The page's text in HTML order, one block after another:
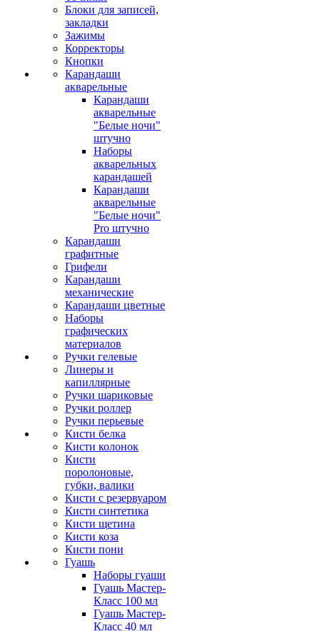
Блоки для записей,
закладки
Зажимы
Корректоры
Кнопки
Карандаши
акварельные
Карандаши
акварельные
"Белые ночи"
штучно
Наборы
акварельных
карандашей
Карандаши
акварельные
"Белые ночи"
Pro штучно
Карандаши
графитные
Грифели
Карандаши
механические
Карандаши цветные
Наборы
графических
материалов
Ручки гелевые
Линеры и
капиллярные
Ручки шариковые
Ручки роллер
Ручки перьевые
Кисти белка
Кисти колонок
Кисти
поролоновые,
губки, валики
Кисти с резервуаром
Кисти синтетика
Кисти щетина
Кисти коза
Кисти пони
Гуашь
Наборы гуаши
Гуашь Мастер-
Класс 100 мл
Гуашь Мастер-
Класс 40 мл